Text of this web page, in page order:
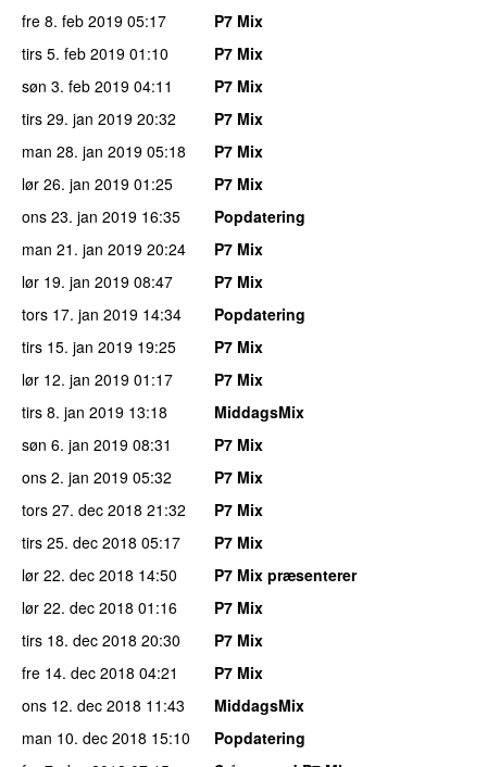
fre 8. feb 2019 05:17
P7 Mix
tirs 5. feb 2019 01:10
P7 Mix
søn 3. feb 2019 04:11
P7 Mix
tirs 29. jan 2019 20:32
P7 Mix
man 28. jan 2019 05:18
P7 Mix
lør 26. jan 2019 01:25
P7 Mix
ons 23. jan 2019 16:35
Popdatering
man 21. jan 2019 20:24
P7 Mix
lør 19. jan 2019 08:47
P7 Mix
tors 17. jan 2019 14:34
Popdatering
tirs 15. jan 2019 19:25
P7 Mix
lør 12. jan 2019 01:17
P7 Mix
tirs 8. jan 2019 13:18
MiddagsMix
søn 6. jan 2019 08:31
P7 Mix
ons 2. jan 2019 05:32
P7 Mix
tors 27. dec 2018 21:32
P7 Mix
tirs 25. dec 2018 05:17
P7 Mix
lør 22. dec 2018 14:50
P7 Mix præsenterer
lør 22. dec 2018 01:16
P7 Mix
tirs 18. dec 2018 20:30
P7 Mix
fre 14. dec 2018 04:21
P7 Mix
ons 12. dec 2018 11:43
MiddagsMix
man 10. dec 2018 15:10
Popdatering